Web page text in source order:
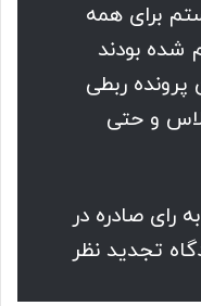
برای همه
شده بودند
ربطی
و حتی
رای صادره در
تجدید نظر